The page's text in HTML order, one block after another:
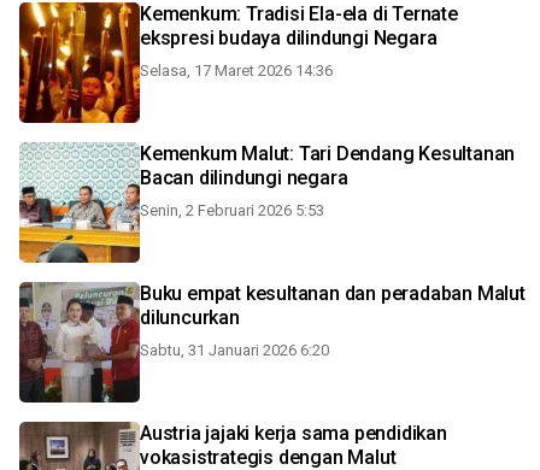
Kemenkum: Tradisi Ela-ela di Ternate
ekspresi budaya dilindungi Negara
Selasa, 17 Maret 2026 14:36
Kemenkum Malut: Tari Dendang Kesultanan
Bacan dilindungi negara
Senin, 2 Februari 2026 5:53
Buku empat kesultanan dan peradaban Malut
diluncurkan
Sabtu, 31 Januari 2026 6:20
Austria jajaki kerja sama pendidikan
vokasistrategis dengan Malut